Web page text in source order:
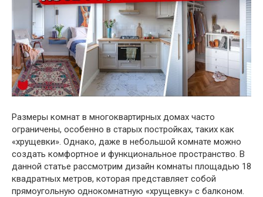
Размеры комнат в многоквартирных домах часто
ограничены, особенно в старых постройках, таких как
«хрущевки». Однако, даже в небольшой комнате можно
создать комфортное и функциональное пространство. В
данной статье рассмотрим дизайн комнаты площадью 18
квадратных метров, которая представляет собой
прямоугольную однокомнатную «хрущевку» с балконом.